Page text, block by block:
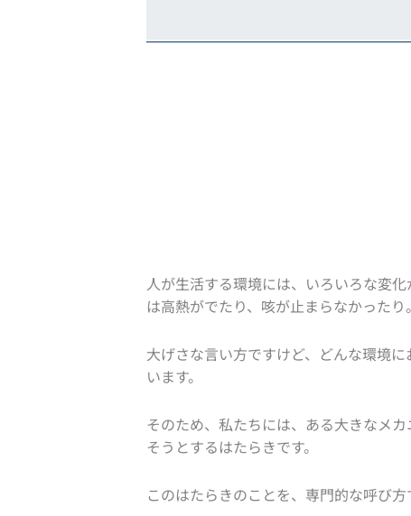
人が生活する環境には、いろいろな変
は高熱がでたり、咳が止まらなかったり。
大げさな言い方ですけど、どんな環境
います。
そのため、私たちには、ある大きなメ
そうとするはたらきです。
このはたらきのことを、専門的な呼び